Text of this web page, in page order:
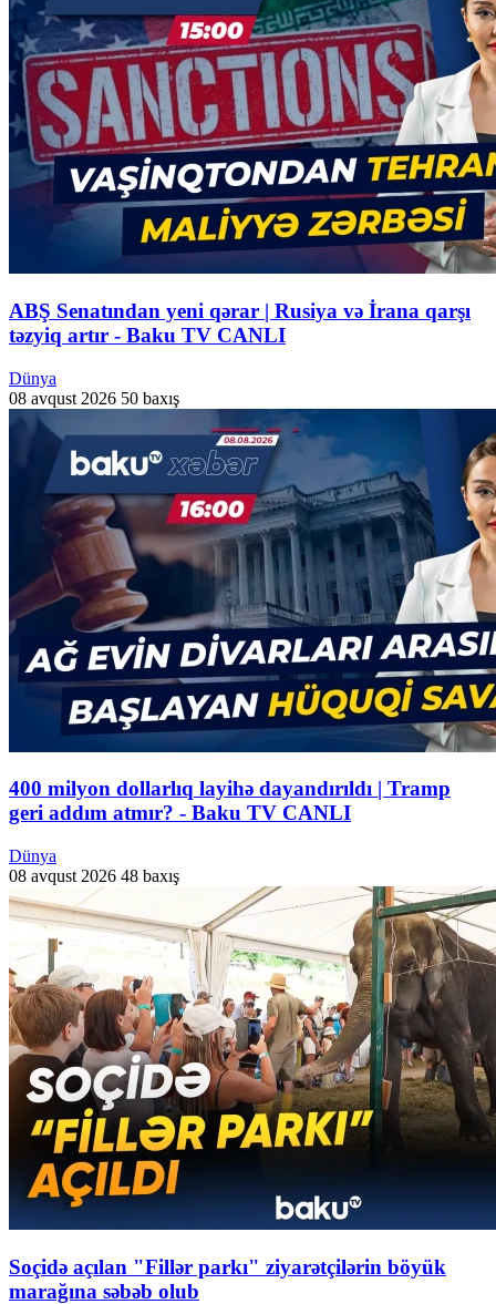
ABŞ Senatından yeni qərar | Rusiya və İrana qarşı
təzyiq artır - Baku TV CANLI
Dünya
08 avqust 2026 50 baxış
400 milyon dollarlıq layihə dayandırıldı | Tramp
geri addım atmır? - Baku TV CANLI
Dünya
08 avqust 2026 48 baxış
Soçidə açılan "Fillər parkı" ziyarətçilərin böyük
marağına səbəb olub